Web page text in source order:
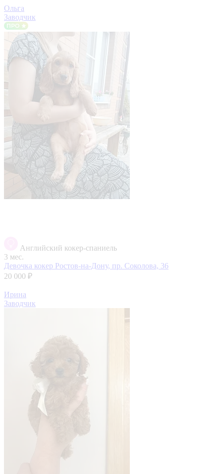
Ольга
Заводчик
Английский кокер-спаниель
3 мес.
Девочка кокер Ростов-на-Дону, пр. Соколова, 36
20 000 ₽
Ирина
Заводчик